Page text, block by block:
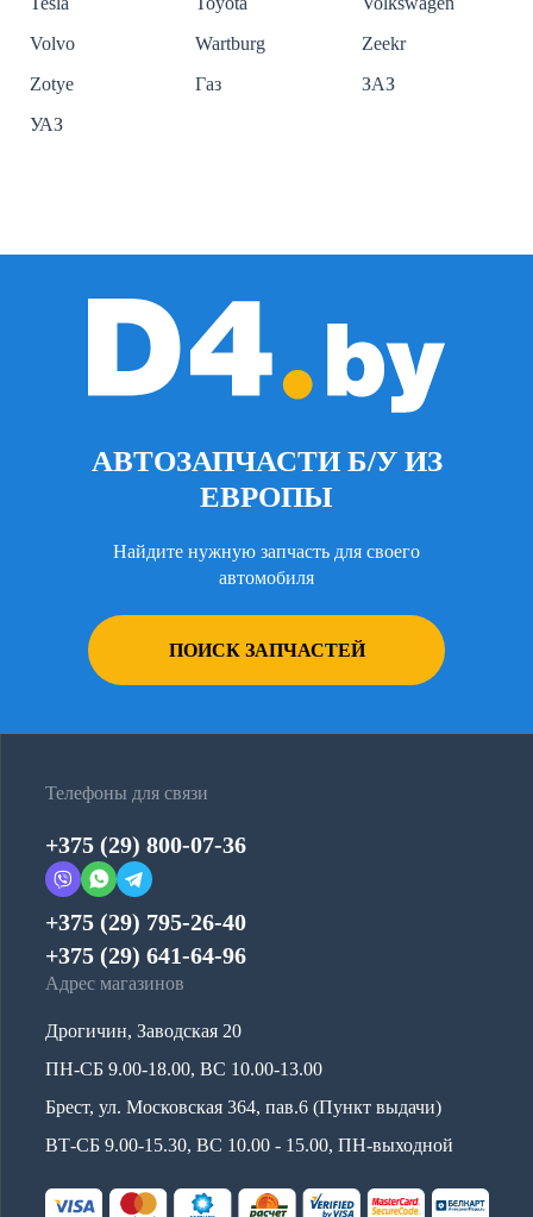
Volvo
Wartburg
Zeekr
Zotye
Газ
ЗАЗ
УАЗ
АВТОЗАПЧАСТИ Б/У ИЗ
ЕВРОПЫ
Найдите нужную запчасть для своего
автомобиля
ПОИСК ЗАПЧАСТЕЙ
Телефоны для связи
+375 (29) 800-07-36
+375 (29) 795-26-40
+375 (29) 641-64-96
Адрес магазинов
Дрогичин, Заводская 20
ПН-СБ 9.00-18.00, ВС 10.00-13.00
Брест, ул. Московская 364, пав.6 (Пункт выдачи)
ВТ-СБ 9.00-15.30, ВС 10.00 - 15.00, ПН-выходной